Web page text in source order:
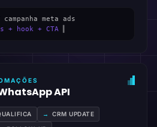
meta ads
+ hook + CTA
API
→ CRM UPDATE